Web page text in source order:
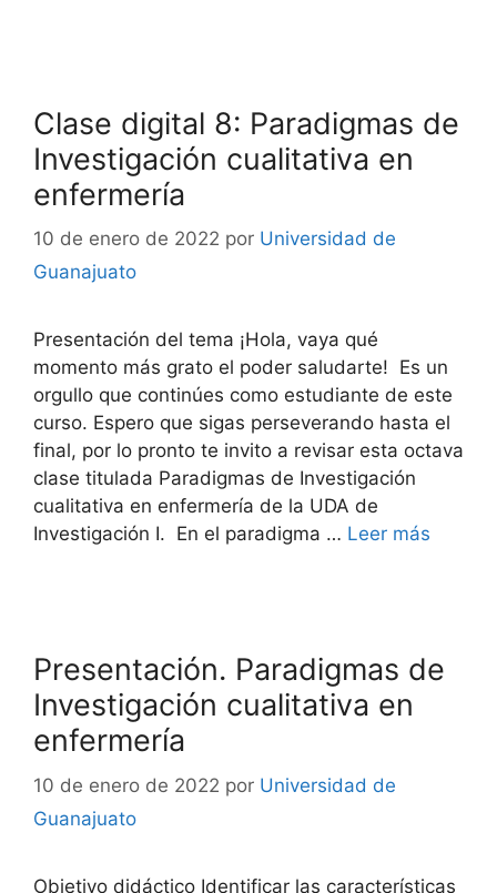
Clase digital 8: Paradigmas de
Investigación cualitativa en
enfermería
10 de enero de 2022 por Universidad de
Guanajuato
Presentación del tema ¡Hola, vaya qué
momento más grato el poder saludarte! Es un
orgullo que continúes como estudiante de este
curso. Espero que sigas perseverando hasta el
final, por lo pronto te invito a revisar esta octava
clase titulada Paradigmas de Investigación
cualitativa en enfermería de la UDA de
Investigación I. En el paradigma … Leer más
Presentación. Paradigmas de
Investigación cualitativa en
enfermería
10 de enero de 2022 por Universidad de
Guanajuato
Objetivo didáctico Identificar las características